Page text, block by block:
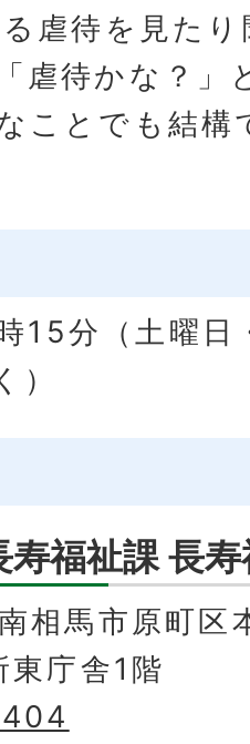
虐待を見た
虐待かな？」
ことでも結構
15分（土曜日
）
福祉課 長
馬市原町区
庁舎1階